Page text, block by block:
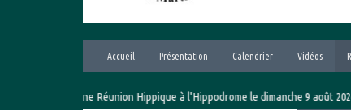
Accueil Présentation Calendrier Vidéos
Prochaine Réunion Hippique à l'Hippodrome le dimanche 9 août 2026 avec